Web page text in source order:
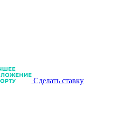
Сделать ставку